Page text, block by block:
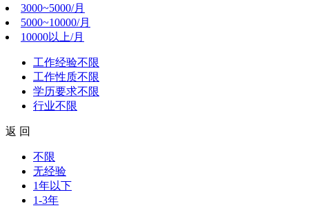
3000~5000/月
5000~10000/月
10000以上/月
工作经验不限
工作性质不限
学历要求不限
行业不限
返 回
不限
无经验
1年以下
1-3年